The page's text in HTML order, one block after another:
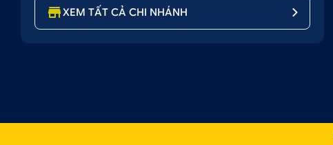
XEM TẤT CẢ CHI NHÁNH